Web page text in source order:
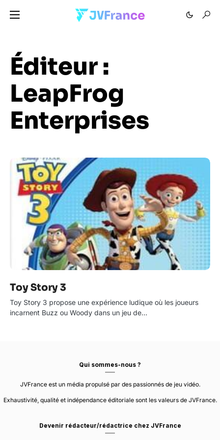
Éditeur :
LeapFrog
Enterprises
Toy Story 3
Toy Story 3 propose une expérience ludique où les joueurs
incarnent Buzz ou Woody dans un jeu de…
Qui sommes-nous ?
JVFrance est un média propulsé par des passionnés de jeu vidéo.
Exhaustivité, qualité et indépendance éditoriale sont les valeurs de JVFrance.
Devenir rédacteur/rédactrice chez JVFrance